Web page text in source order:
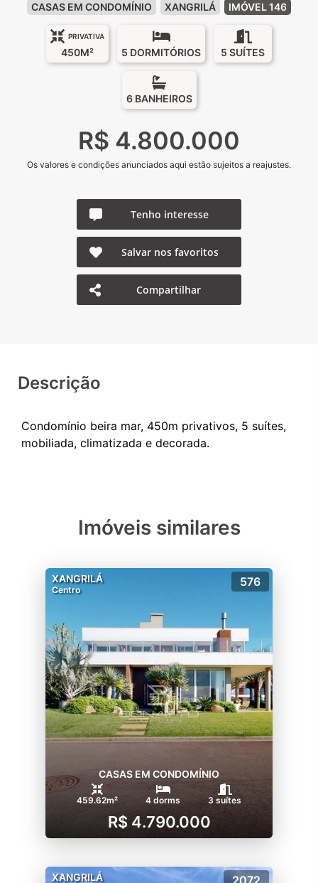
CASAS EM CONDOMÍNIO XANGRILÁ IMÓVEL 146
PRIVATIVA
450M² 5 DORMITÓRIOS 5 SUÍTES
6 BANHEIROS
R$ 4.800.000
Os valores e condições anunciados aqui estão sujeitos a reajustes.
Tenho interesse
Salvar nos favoritos
Compartilhar
Descrição
Condomínio beira mar, 450m privativos, 5 suítes,
Imóveis similares
XANGRILÁ
Centro
576
CASAS EM CONDOMÍNIO
459.62m² 4 dorms 3 suítes
R$ 4.790.000
XANGRILÁ 2072